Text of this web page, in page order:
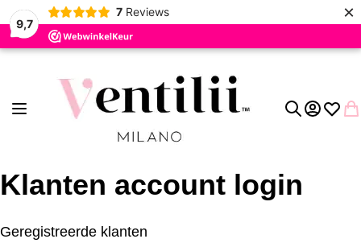
9,7
7 Reviews ×
Toggle Nav Account
Klanten account login
Geregistreerde klanten